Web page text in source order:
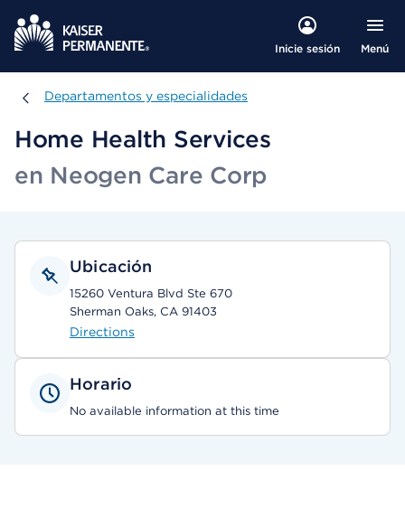
Inicie sesión Menú
Departamentos y especialidades
Departamentos y especialidades
Home Health Services
en Neogen Care Corp
Ubicación
15260 Ventura Blvd Ste 670
Sherman Oaks, CA 91403
Directions
Horario
No available information at this time